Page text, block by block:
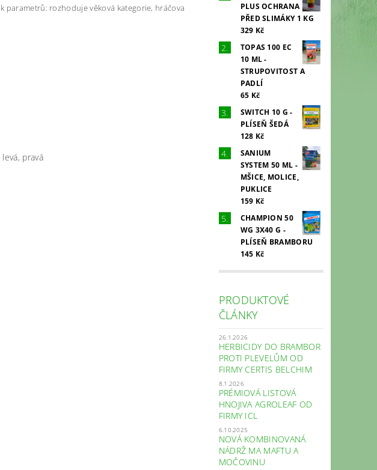
rozhoduje věková kategorie, hráčova
levá, pravá
PLUS OCHRANA
PŘED SLIMÁKY 1 KG
329 Kč
TOPAS 100 EC
10 ML -
STRUPOVITOST A
PADLÍ
65 Kč
SWITCH 10 G -
PLÍSEŇ ŠEDÁ
128 Kč
SANIUM
SYSTEM 50 ML -
MŠICE, MOLICE,
PUKLICE
159 Kč
CHAMPION 50
WG 3X40 G -
PLÍSEŇ BRAMBORU
145 Kč
PRODUKTOVÉ
ČLÁNKY
26.1.2026
HERBICIDY DO BRAMBOR
PROTI PLEVELŮM OD
FIRMY CERTIS BELCHIM
8.1.2026
PRÉMIOVÁ LISTOVÁ
HNOJIVA AGROLEAF OD
FIRMY ICL
6.10.2025
NOVÁ KOMBINOVANÁ
NÁDRŽ MA MAFTU A
MOČOVINU